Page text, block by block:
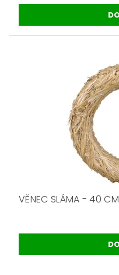
VĚNEC SLÁMA - 40 CM